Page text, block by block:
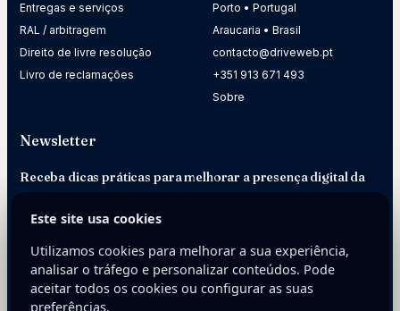
Entregas e serviços
RAL / arbitragem
Direito de livre resolução
Livro de reclamações
Porto • Portugal
Araucaria • Brasil
contacto@driveweb.pt
+351 913 671 493
Sobre
Newsletter
Receba dicas práticas para melhorar a presença digital da
E-mail
Este site usa cookies
Utilizamos cookies para melhorar a sua experiência,
analisar o tráfego e personalizar conteúdos. Pode
aceitar todos os cookies ou configurar as suas
preferências.